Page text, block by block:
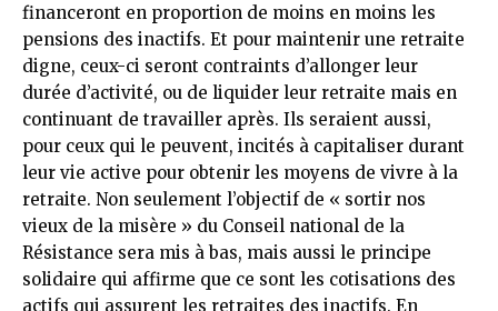
financeront en proportion de moins en moins les
pensions des inactifs. Et pour maintenir une retraite
digne, ceux-ci seront contraints d’allonger leur
durée d’activité, ou de liquider leur retraite mais en
continuant de travailler après. Ils seraient aussi,
pour ceux qui le peuvent, incités à capitaliser durant
leur vie active pour obtenir les moyens de vivre à la
retraite. Non seulement l’objectif de « sortir nos
vieux de la misère » du Conseil national de la
Résistance sera mis à bas, mais aussi le principe
solidaire qui affirme que ce sont les cotisations des
actifs qui assurent les retraites des inactifs. En